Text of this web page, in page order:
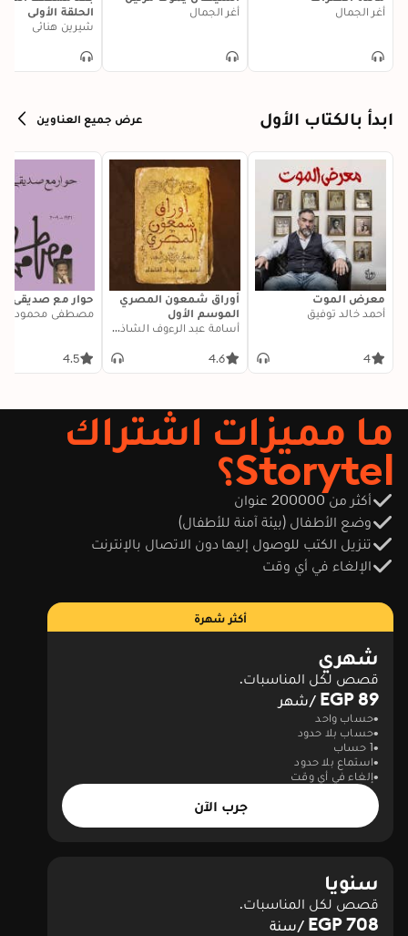
أغر الجمال
أغر الجمال
الحلقة الأولى
شيرين هنائي
ابدأ بالكتاب الأول عرض جميع العناوين
معرض الموت
أحمد خالد توفيق
4
أوراق شمعون المصري
الموسم الأول
أسامة عبد الرءوف الشاذلي
4.6
حوار مع صديقي
مصطفى محمود
4.5
ما مميزات اشتراك
Storytel؟
أكثر من 200000 عنوان
وضع الأطفال (بيئة آمنة للأطفال)
تنزيل الكتب للوصول إليها دون الاتصال بالإنترنت
الإلغاء في أي وقت
أكثر شهرة
شهري
قصص لكل المناسبات.
89 EGP /شهر
حساب واحد
حساب بلا حدود
1 حساب
استماع بلا حدود
إلغاء في أي وقت
جرب الآن
سنويا
قصص لكل المناسبات.
708 EGP /سنة